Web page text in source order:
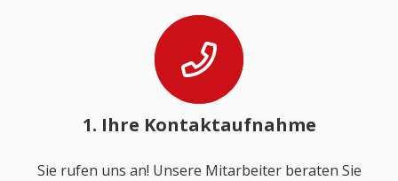
1. Ihre Kontaktaufnahme
Sie rufen uns an! Unsere Mitarbeiter beraten Sie